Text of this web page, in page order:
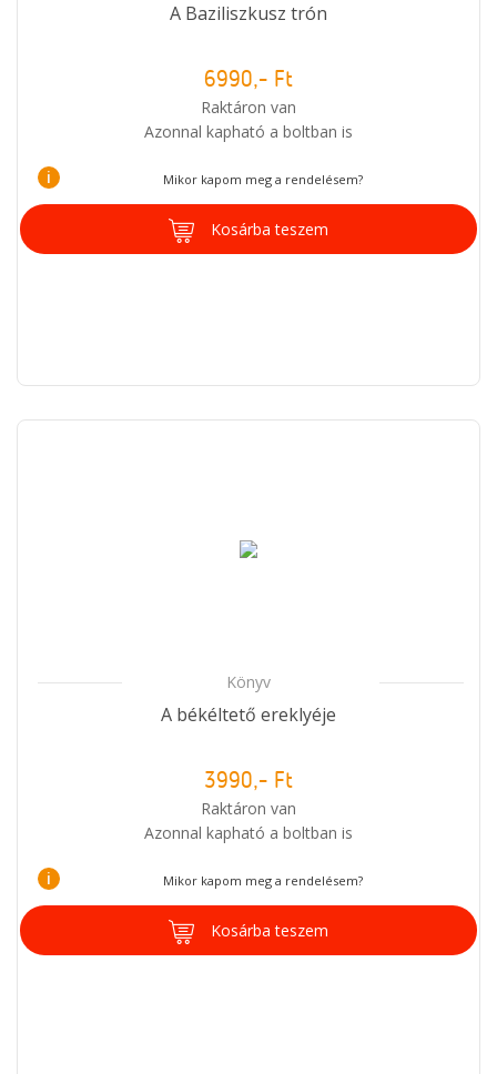
A Baziliszkusz trón
6990,- Ft
Raktáron van
Azonnal kapható a boltban is
i Mikor kapom meg a rendelésem?
Kosárba teszem
Könyv
A békéltető ereklyéje
3990,- Ft
Raktáron van
Azonnal kapható a boltban is
i Mikor kapom meg a rendelésem?
Kosárba teszem